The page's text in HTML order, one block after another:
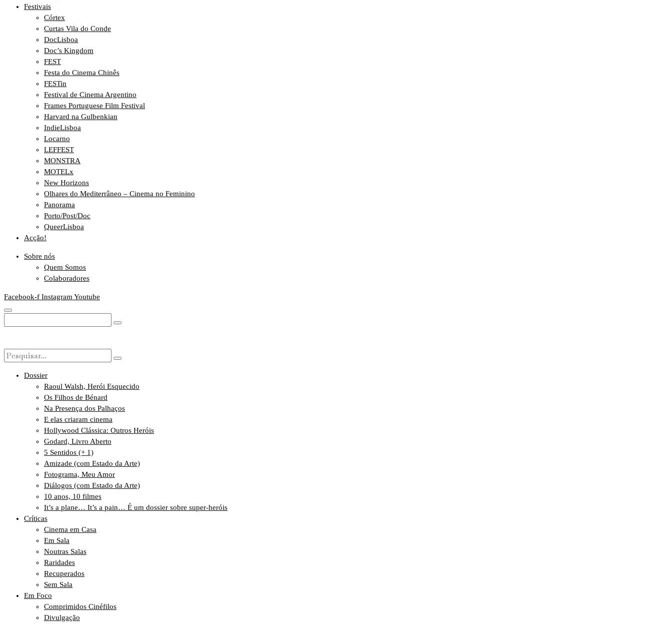
Festivais
Córtex
Curtas Vila do Conde
DocLisboa
Doc’s Kingdom
FEST
Festa do Cinema Chinês
FESTin
Festival de Cinema Argentino
Frames Portuguese Film Festival
Harvard na Gulbenkian
IndieLisboa
Locarno
LEFFEST
MONSTRA
MOTELx
New Horizons
Olhares do Mediterrâneo – Cinema no Feminino
Panorama
Porto/Post/Doc
QueerLisboa
Acção!
Sobre nós
Quem Somos
Colaboradores
Facebook-f Instagram Youtube
Dossier
Raoul Walsh, Herói Esquecido
Os Filhos de Bénard
Na Presença dos Palhaços
E elas criaram cinema
Hollywood Clássica: Outros Heróis
Godard, Livro Aberto
5 Sentidos (+ 1)
Amizade (com Estado da Arte)
Fotograma, Meu Amor
Diálogos (com Estado da Arte)
10 anos, 10 filmes
It’s a plane… It’s a pain… É um dossier sobre super-heróis
Críticas
Cinema em Casa
Em Sala
Noutras Salas
Raridades
Recuperados
Sem Sala
Em Foco
Comprimidos Cinéfilos
Divulgação